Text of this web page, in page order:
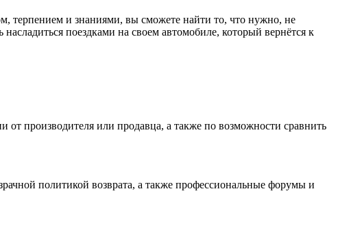
терпением и знаниями, вы сможете найти то, что нужно, не
поездками на своем автомобиле, который вернётся к
от производителя или продавца, а также по возможности сравнить
политикой возврата, а также профессиональные форумы и